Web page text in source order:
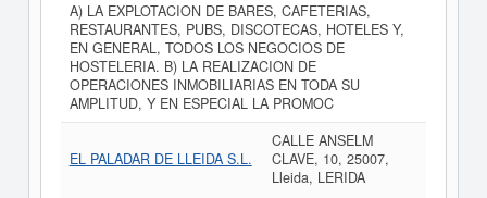
A) LA EXPLOTACION DE BARES, CAFETERIAS,
RESTAURANTES, PUBS, DISCOTECAS, HOTELES Y,
EN GENERAL, TODOS LOS NEGOCIOS DE
HOSTELERIA. B) LA REALIZACION DE
OPERACIONES INMOBILIARIAS EN TODA SU
AMPLITUD, Y EN ESPECIAL LA PROMOC
EL PALADAR DE LLEIDA S.L.
CALLE ANSELM
CLAVE, 10, 25007,
Lleida, LERIDA